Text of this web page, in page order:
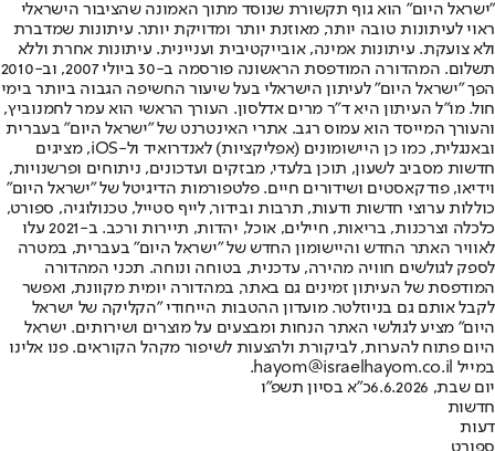
"ישראל היום" הוא גוף תקשורת שנוסד מתוך האמונה שהציבור הישראלי
ראוי לעיתונות טובה יותר, מאוזנת יותר ומדויקת יותר. עיתונות שמדברת
ולא צועקת. עיתונות אמינה, אובייקטיבית ועניינית. עיתונות אחרת וללא
תשלום. המהדורה המודפסת הראשונה פורסמה ב-30 ביולי 2007, וב-2010
הפך "ישראל היום" לעיתון הישראלי בעל שיעור החשיפה הגבוה ביותר בימי
חול. מו"ל העיתון היא ד"ר מרים אדלסון. העורך הראשי הוא עמר לחמנוביץ,
והעורך המייסד הוא עמוס רגב. אתרי האינטרנט של "ישראל היום" בעברית
ובאנגלית, כמו כן היישומונים (אפליקציות) לאנדרואיד ול-iOS, מציגים
חדשות מסביב לשעון, תוכן בלעדי, מבזקים ועדכונים, ניתוחים ופרשנויות,
וידיאו, פודקאסטים ושידורים חיים. פלטפורמות הדיגיטל של "ישראל היום"
כוללות ערוצי חדשות ודעות, תרבות ובידור, לייף סטייל, טכנולוגיה, ספורט,
כלכלה וצרכנות, בריאות, חיילים, אוכל, יהדות, תיירות ורכב. ב-2021 עלו
לאוויר האתר החדש והיישומון החדש של "ישראל היום" בעברית, במטרה
לספק לגולשים חוויה מהירה, עדכנית, בטוחה ונוחה. תכני המהדורה
המודפסת של העיתון זמינים גם באתר, במהדורה יומית מקוונת, ואפשר
לקבל אותם גם בניוזלטר. מועדון ההטבות הייחודי "הקליקה של ישראל
היום" מציע לגולשי האתר הנחות ומבצעים על מוצרים ושירותים. ישראל
היום פתוח להערות, לביקורת ולהצעות לשיפור מקהל הקוראים. פנו אלינו
במייל hayom@israelhayom.co.il.
יום שבת, 6.6.2026
כ"א בסיון תשפ"ו
חדשות
דעות